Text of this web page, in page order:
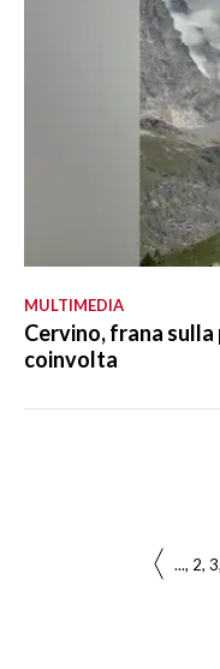
MULTIMEDIA
Cervino, frana sulla
coinvolta
... 2 3